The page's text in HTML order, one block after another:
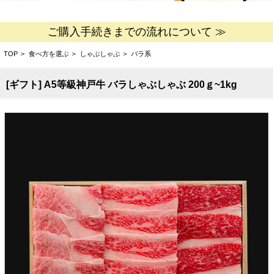
ご購入手続きまでの流れについて ≫
TOP > 食べ方を選ぶ > しゃぶしゃぶ > バラ系
[ギフト] A5等級神戸牛 バラしゃぶしゃぶ 200ｇ~1kg